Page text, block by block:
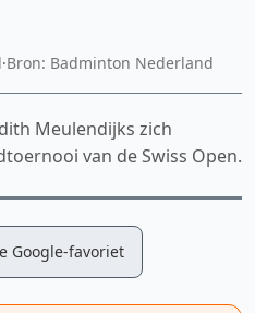
·Bron: Badminton Nederland
Meulendijks zich
van de Swiss Open.
Google-favoriet